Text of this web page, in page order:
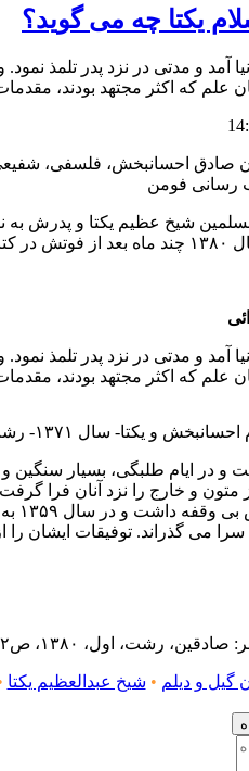
یکتا چه می گوید؟
خصال، مرحوم شیخ موسی یکتا به دنیا آمد و
صادق احسانبخش، فلسفی،
رسانی فومن
شیخ عظیم یکتا و پدرش
آمد و مدتی در نزد پدر تلمذ
و یکتا- سال ۱۳۷۱- رشت
آموخت و در ایام طلبگی،
و خارج را نزد آنان فرا
گیل و دیلم • شیخ عبدالعظیم یکتا